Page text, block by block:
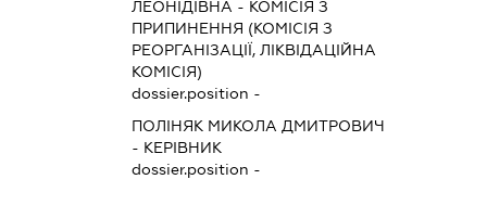
ЛЕОНІДІВНА - КОМІСІЯ З
ПРИПИНЕННЯ (КОМІСІЯ З
РЕОРГАНІЗАЦІЇ, ЛІКВІДАЦІЙНА
КОМІСІЯ)
dossier.position -
ПОЛІНЯК МИКОЛА ДМИТРОВИЧ
- КЕРІВНИК
dossier.position -